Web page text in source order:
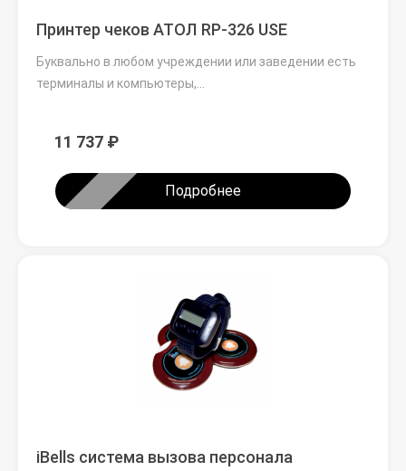
Принтер чеков АТОЛ RP-326 USE
Буквально в любом учреждении или заведении есть
терминалы и компьютеры,…
11 737 ₽
Подробнее
iBells система вызова персонала